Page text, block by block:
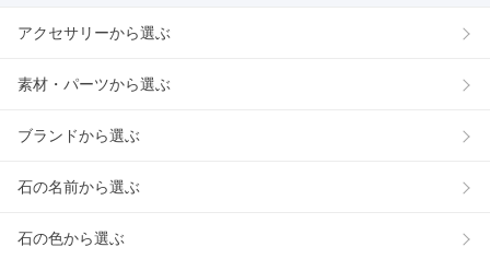
アクセサリーから選ぶ
素材・パーツから選ぶ
ブランドから選ぶ
石の名前から選ぶ
石の色から選ぶ